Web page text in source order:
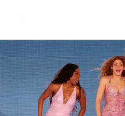
Inicio Real FM
Streaming
En Vivo
Descarga La APP